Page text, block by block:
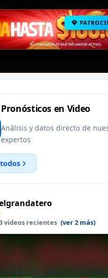
Pronósticos en Video
Análisis y datos directo de
expertos
videos recientes (ver 2 más)